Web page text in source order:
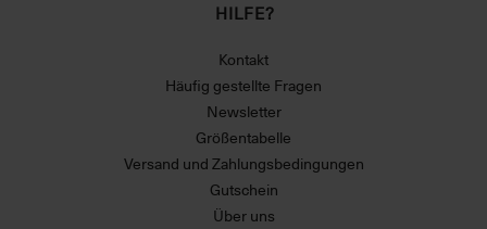
HILFE?
Kontakt
Häufig gestellte Fragen
Newsletter
Größentabelle
Versand und Zahlungsbedingungen
Gutschein
Über uns